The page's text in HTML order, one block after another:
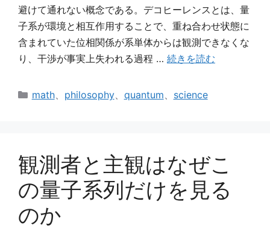
避けて通れない概念である。デコヒーレンスとは、量
子系が環境と相互作用することで、重ね合わせ状態に
含まれていた位相関係が系単体からは観測できなくな
り、干渉が事実上失われる過程 … 続きを読む
カ
math、 philosophy、 quantum、 science
観測者と主観はなぜこ
の量子系列だけを見る
のか